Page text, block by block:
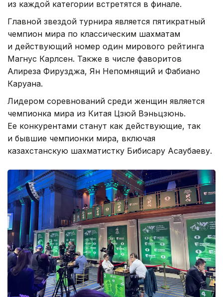
из каждой категории встретятся в финале.
Главной звездой турнира является пятикратный
чемпион мира по классическим шахматам
и действующий номер один мирового рейтинга
Магнус Карлсен. Также в числе фаворитов
Алиреза Фирузджа, Ян Непомнящий и Фабиано
Каруана.
Лидером соревнований среди женщин является
чемпионка мира из Китая Цзюй Вэньцзюнь.
Ее конкурентами станут как действующие, так
и бывшие чемпионки мира, включая
казахстанскую шахматистку Бибисару Асаубаеву.